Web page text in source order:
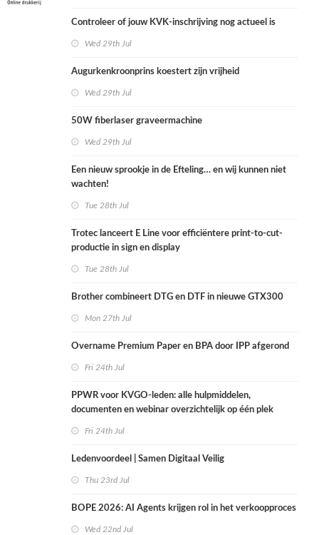
Controleer of jouw KVK-inschrijving nog actueel is
Wed 29th Jul
Augurkenkroonprins koestert zijn vrijheid
Wed 29th Jul
50W fiberlaser graveermachine
Wed 29th Jul
Een nieuw sprookje in de Efteling… en wij kunnen niet
wachten!
Tue 28th Jul
Trotec lanceert E Line voor efficiëntere print-to-cut-
productie in sign en display
Tue 28th Jul
Brother combineert DTG en DTF in nieuwe GTX300
Mon 27th Jul
Overname Premium Paper en BPA door IPP afgerond
Fri 24th Jul
PPWR voor KVGO-leden: alle hulpmiddelen,
documenten en webinar overzichtelijk op één plek
Fri 24th Jul
Ledenvoordeel | Samen Digitaal Veilig
Thu 23rd Jul
BOPE 2026: AI Agents krijgen rol in het verkoopproces
Wed 22nd Jul